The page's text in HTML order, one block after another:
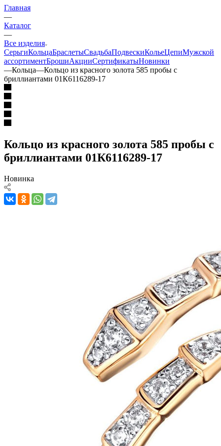
Главная
—
Каталог
—
Все изделия
СерьгиКольцаБраслетыСвадьбаПодвескиКольеЦепиМужской
ассортиментБрошиАкцииСертификатыНовинки
—Кольца—Кольцо из красного золота 585 пробы с
бриллиантами 01К6116289-17
Кольцо из красного золота 585 пробы с
бриллиантами 01К6116289-17
Новинка